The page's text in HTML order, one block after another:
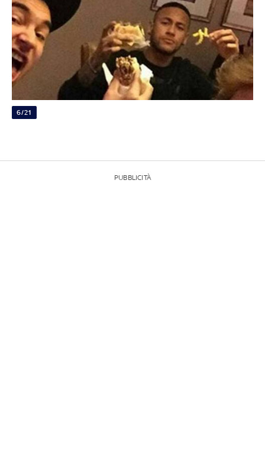
6/21
PUBBLICITÀ